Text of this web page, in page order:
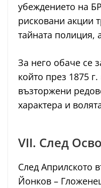
убеждението на
рисковани акции
тайната полиция,
За него обаче се
който през 1875
възторжени
характера и
VII. След
След Априлското
Йонков –